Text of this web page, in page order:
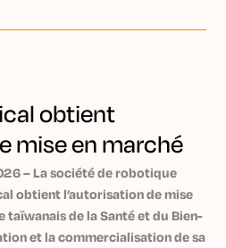
microwave ablation technology,
IO Group is working to bring
obtient
mise en marché
Epione
– La société de robotique
obtient l’autorisation de mise
taïwanais de la Santé et du Bien-
et la commercialisation de sa